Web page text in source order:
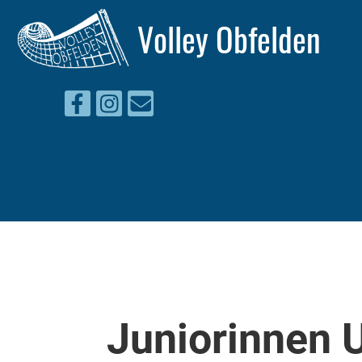
Volley Obfelden
Juniorinnen